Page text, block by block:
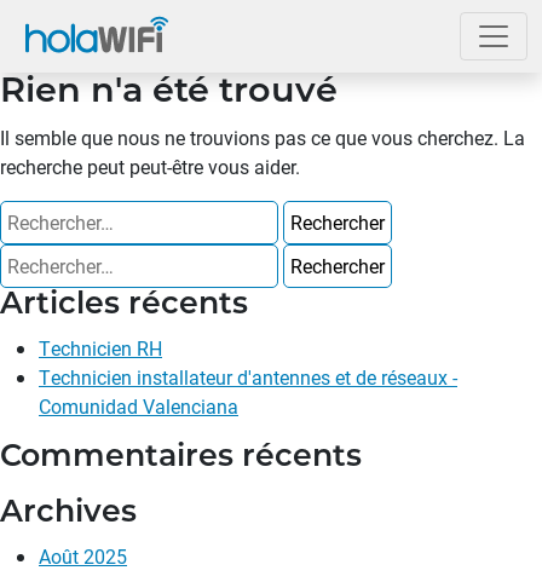
Rien n'a été trouvé
Il semble que nous ne trouvions pas ce que vous cherchez. La
recherche peut peut-être vous aider.
Articles récents
Technicien RH
Technicien installateur d'antennes et de réseaux -
Comunidad Valenciana
Commentaires récents
Archives
Août 2025